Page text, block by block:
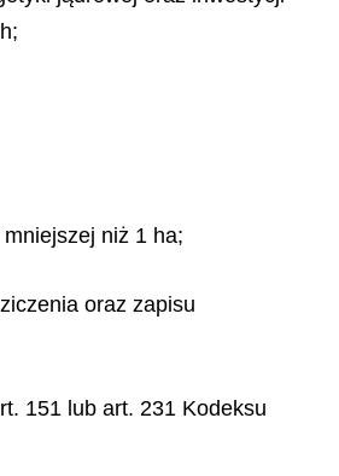
niż 1 ha;
oraz zapisu
151 lub art. 231 Kodeksu